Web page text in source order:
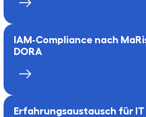
IAM‑Compliance nach
DORA
Erfahrungsaustausch für IT